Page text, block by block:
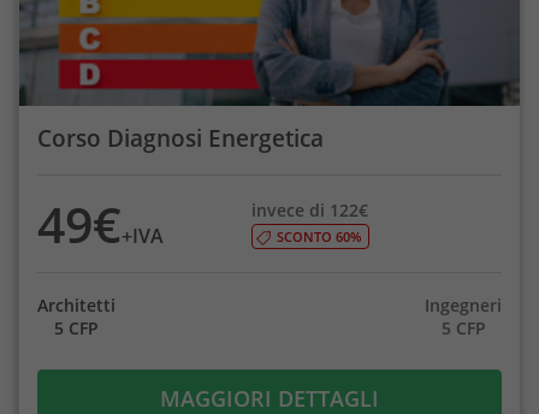
Corso Diagnosi Energetica
49€+IVA
invece di 122€
SCONTO 60%
Architetti
5 CFP
Ingegneri
5 CFP
MAGGIORI DETTAGLI